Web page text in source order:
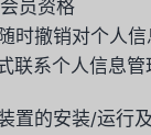
员资格
时撤销对个人
联系个人信息
置的安装/运行